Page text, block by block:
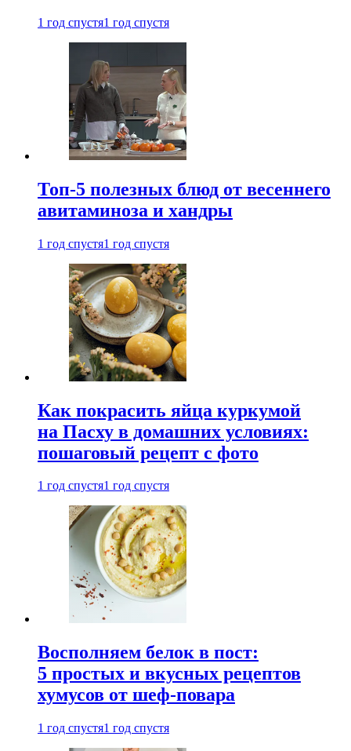
1 год спустя1 год спустя
Топ-5 полезных блюд от весеннего
авитаминоза и хандры
1 год спустя1 год спустя
Как покрасить яйца куркумой
на Пасху в домашних условиях:
пошаговый рецепт с фото
1 год спустя1 год спустя
Восполняем белок в пост:
5 простых и вкусных рецептов
хумусов от шеф-повара
1 год спустя1 год спустя